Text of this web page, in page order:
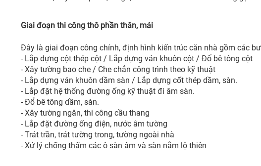
Giai đoạn thi công thô phần thân, mái
Đây là giai đoạn công chính, định hình kiến trúc căn nhà gồm các
- Lắp dựng cột thép cột / Lắp dựng ván khuôn cột / Đổ bê tông cột
- Xây tường bao che / Che chắn công trình theo kỹ thuật
- Lắp dựng ván khuôn dầm sàn / Lắp dựng cốt thép dầm, sàn.
- Lắp đặt hệ thống đường ống kỹ thuật đi âm sàn.
- Đổ bê tông dầm, sàn.
- Xây tường ngăn, thi công cầu thang
- Lắp đặt đường ống điện, nước âm tường
- Trát trần, trát tường trong, tường ngoài nhà
- Xử lý chống thấm các ô sàn âm và sàn nằm lộ thiên